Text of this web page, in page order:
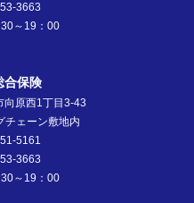
3663
～19：00
合保険
原西1丁目3-43
チェーン敷地内
5161
3663
～19：00